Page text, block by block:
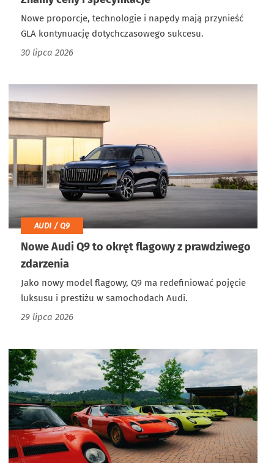
Nowe proporcje, technologie i napędy mają przynieść
GLA kontynuację dotychczasowego sukcesu.
30 lipca 2026
AUDI / Q9
Nowe Audi Q9 to okręt flagowy z prawdziwego
zdarzenia
Jako nowy model flagowy, Q9 ma redefiniować pojęcie
luksusu i prestiżu w samochodach Audi.
29 lipca 2026